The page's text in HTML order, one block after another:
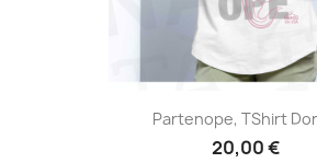
Partenope, TShirt
20,00 €